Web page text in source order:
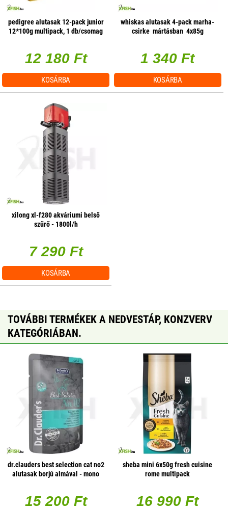
pedigree alutasak 12-pack junior
12*100g multipack, 1 db/csomag
12 180 Ft
KOSÁRBA
whiskas alutasak 4-pack marha-
csirke mártásban 4x85g
1 340 Ft
KOSÁRBA
xilong xl-f280 akváriumi belső
szűrő - 1800l/h
7 290 Ft
KOSÁRBA
TOVÁBBI TERMÉKEK A NEDVESTÁP, KONZVERV
KATEGÓRIÁBAN.
dr.clauders best selection cat no2
alutasak borjú almával - mono
15 200 Ft
sheba mini 6x50g fresh cuisine
rome multipack
16 990 Ft